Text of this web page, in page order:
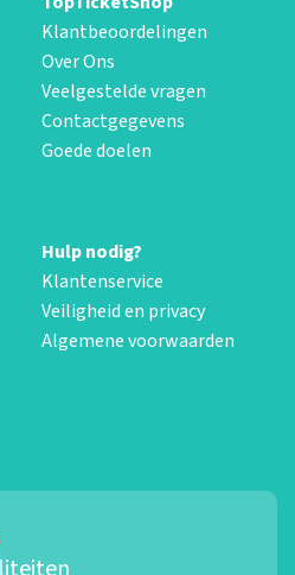
Klantbeoordelingen
Over Ons
Veelgestelde vragen
Contactgegevens
Goede doelen
Hulp nodig?
Klantenservice
Veiligheid en privacy
Algemene voorwaarden